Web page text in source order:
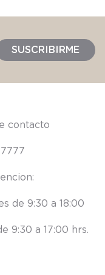
SUSCRIBIRME
contacto
de 9:30 a 18:00
9:30 a 17:00 hrs.